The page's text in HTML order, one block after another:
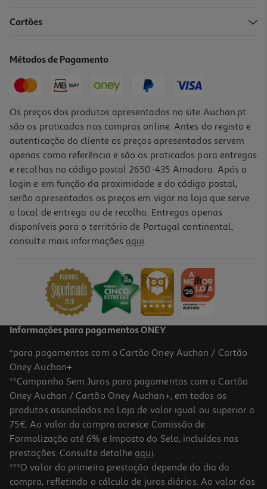
Grinalda Multicor Actuel "happy Birthday"
Copos Descartáveis Cartão K-Pop Demon Hunters 20cl 8 Unidades
0.37 €/un
Cartões
Métodos de Pagamento
Os preços dos produtos apresentados no site Auchan.pt
são os praticados nas compras online. Antes do registo e
autenticação do cliente os preços apresentados servem
apenas como referência e são os praticados para entregas
e recolhas no código postal 2650-435 Amadora. Após o
login e em função da proximidade e do código postal,
serão apresentados os preços em vigor na loja que serve
o local de entrega ou de recolha. Entregas apenas
disponíveis para o território de Portugal continental,
consulte mais informações aqui.
Informações para pagamentos ONEY
*para pagamentos com o Cartão Oney Auchan / Cartão
Oney Auchan+.
**Campanha Sem Juros para pagamentos com o Cartão
Oney Auchan / Cartão Oney Auchan+, em todos os
produtos assinalados na Loja de valor igual ou superior a
75€. Ao valor da compra acresce Comissão de
Formalização até 6% e Imposto do Selo, incluídos nas
prestações. Consulte detalhe aqui.
***O valor da primeira prestação depende do dia da
compra, refletindo o cálculo de juros diários. Ao valor das